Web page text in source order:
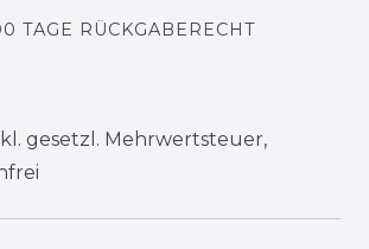
TAGE RÜCKGABERECHT
gesetzl. Mehrwertsteuer,